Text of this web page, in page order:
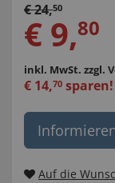
€24,50
€ 9,80
inkl. MwSt. zzgl.
€ 14,70 sparen!
Auf die